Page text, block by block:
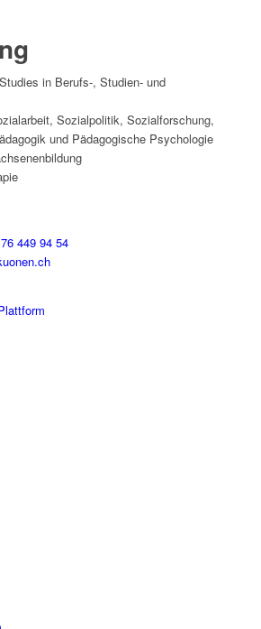
in Berufs-, Studien- und
Sozialpolitik, Sozialforschung,
und Pädagogische Psychologie
449 94 54